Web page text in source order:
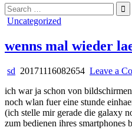
Search
for:
Posted
Uncategorized
wenns mal wieder
sd 20171116082654 Leave a
ich war ja schon von
noch wlan fuer eine stunde
(ich stelle mir gerade die galaxy
zum bedienen ihres smartphones